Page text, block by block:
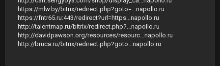
https://mlw.by/bitrix/redirect.php?goto=...napollo.ru
https://fntr65.ru:443/redirect?url=https...napollo.ru
http://talentmap.ru/bitrix/redirect.php?...napollo.ru
http://davidpawson.org/resources/resourc...napollo.ru
http://bruca.ru/bitrix/redirect.php?goto...napollo.ru